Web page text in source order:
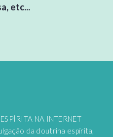
etc...
NA INTERNET
da doutrina espírita,